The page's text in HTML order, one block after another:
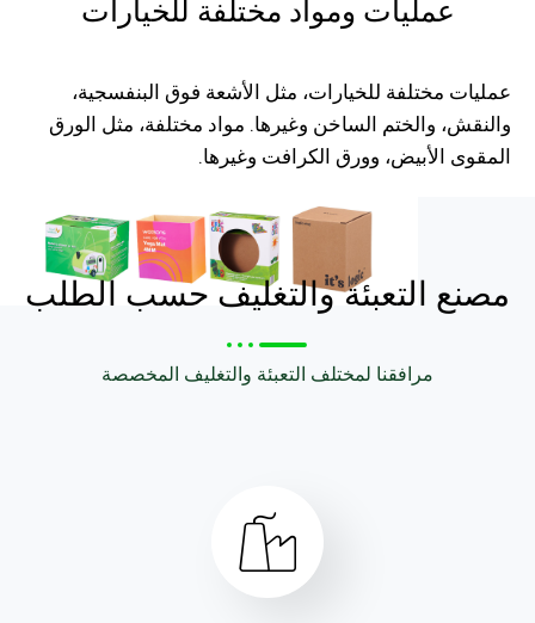
عمليات ومواد مختلفة للخيارات
عمليات مختلفة للخيارات، مثل الأشعة فوق البنفسجية،
والنقش، والختم الساخن وغيرها. مواد مختلفة، مثل الورق
المقوى الأبيض، وورق الكرافت وغيرها.
مصنع التعبئة والتغليف حسب الطلب
مرافقنا لمختلف التعبئة والتغليف المخصصة